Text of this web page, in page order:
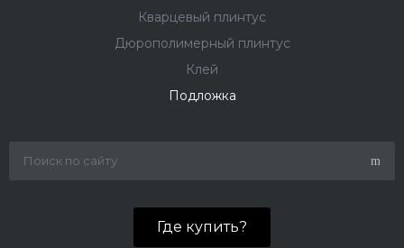
Кварцевый плинтус
Дюрополимерный плинтус
Клей
Подложка
Где купить?